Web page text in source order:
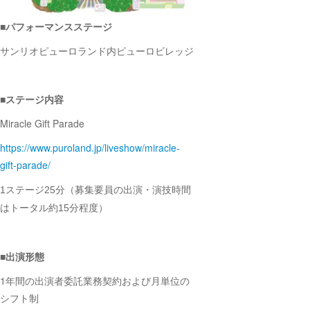
■パフォーマンスステージ
サンリオピューロランド内ピューロビレッジ
■ステージ内容
Miracle Gift Parade
https://www.puroland.jp/liveshow/miracle-
gift-parade/
1 ステージ25分（募集要員の出演・演技時間
はトータル約15分程度）
■出演形態
1年間の出演者委託業務契約および月単位の
シフト制